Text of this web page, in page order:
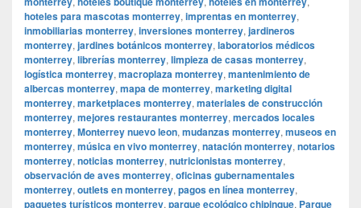
hoteles para mascotas monterrey, imprentas en monterrey,
inmobiliarias monterrey, inversiones monterrey, jardineros
monterrey, jardines botánicos monterrey, laboratorios médicos
monterrey, librerías monterrey, limpieza de casas monterrey,
logística monterrey, macroplaza monterrey, mantenimiento de
albercas monterrey, mapa de monterrey, marketing digital
monterrey, marketplaces monterrey, materiales de construcción
monterrey, mejores restaurantes monterrey, mercados locales
monterrey, Monterrey nuevo leon, mudanzas monterrey, museos en
monterrey, música en vivo monterrey, natación monterrey, notarios
monterrey, noticias monterrey, nutricionistas monterrey,
observación de aves monterrey, oficinas gubernamentales
monterrey, outlets en monterrey, pagos en línea monterrey,
paquetes turísticos monterrey, parque ecológico chipinque, Parque